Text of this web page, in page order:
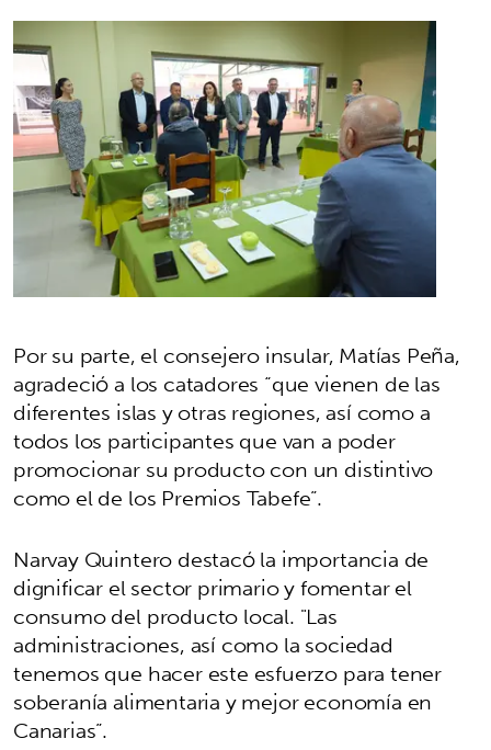
Por su parte, el consejero insular, Matías Peña,
agradeció a los catadores “que vienen de las
diferentes islas y otras regiones, así como a
todos los participantes que van a poder
promocionar su producto con un distintivo
como el de los Premios Tabefe”.
Narvay Quintero destacó la importancia de
dignificar el sector primario y fomentar el
consumo del producto local. "Las
administraciones, así como la sociedad
tenemos que hacer este esfuerzo para tener
soberanía alimentaria y mejor economía en
Canarias”.